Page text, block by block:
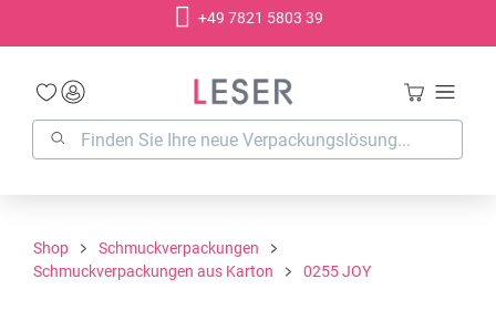
+49 7821 5803 39
Shop
Schmuckverpackungen
Schmuckverpackungen aus Karton
0255 JOY